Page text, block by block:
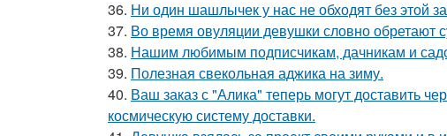
36. Ни один шашлычек у нас не обходят без этой
37. Во время овуляции девушки словно обретают
38. Нашим любимым подписчикам, дачникам и
39. Полезная свекольная аджика на зиму.
40. Ваш заказ с "Алика" теперь могут доставить
космическую систему доставки.